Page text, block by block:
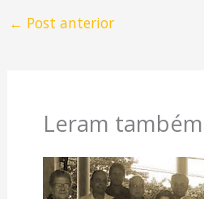
← Post anterior
Leram também